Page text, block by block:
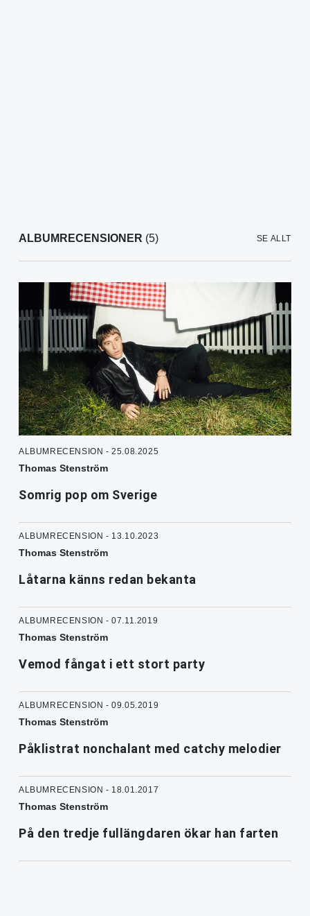
ALBUMRECENSIONER (5) SE ALLT
ALBUMRECENSION - 25.08.2025
Thomas Stenström
Somrig pop om Sverige
ALBUMRECENSION - 13.10.2023
Thomas Stenström
Låtarna känns redan bekanta
ALBUMRECENSION - 07.11.2019
Thomas Stenström
Vemod fångat i ett stort party
ALBUMRECENSION - 09.05.2019
Thomas Stenström
Påklistrat nonchalant med catchy melodier
ALBUMRECENSION - 18.01.2017
Thomas Stenström
På den tredje fullängdaren ökar han farten